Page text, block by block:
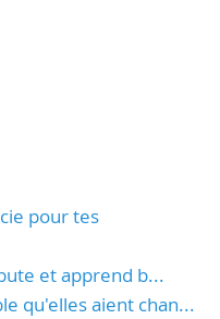
pour tes
et apprend b...
qu'elles aient chan...